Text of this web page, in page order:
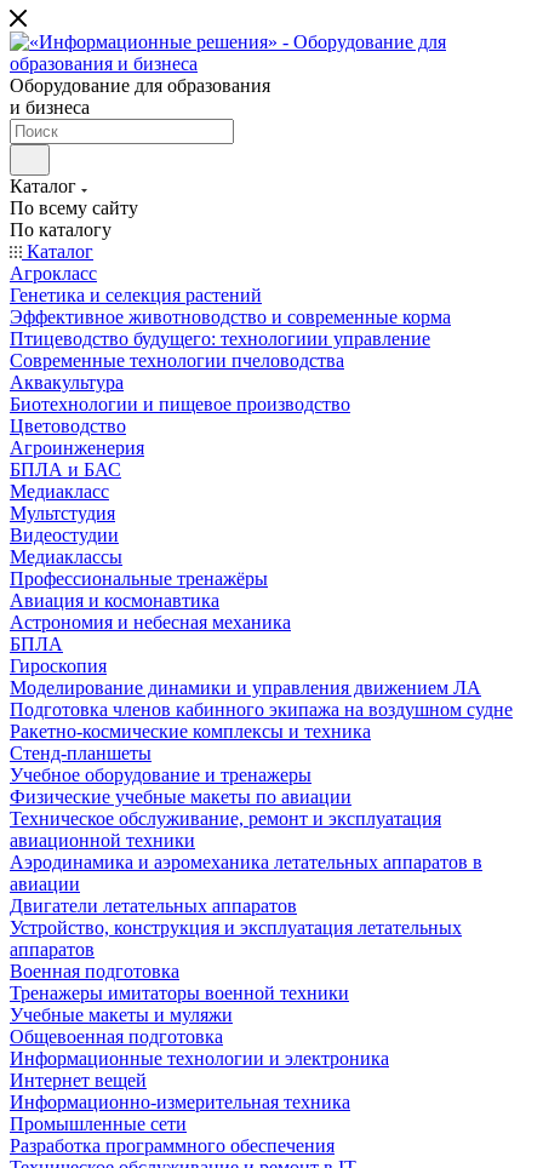
Оборудование для образования
и бизнеса
Каталог
По всему сайту
По каталогу
Каталог
Агрокласс
Генетика и селекция растений
Эффективное животноводство и современные корма
Птицеводство будущего: технологиии управление
Современные технологии пчеловодства
Аквакультура
Биотехнологии и пищевое производство
Цветоводство
Агроинженерия
БПЛА и БАС
Медиакласс
Мультстудия
Видеостудии
Медиаклассы
Профессиональные тренажёры
Авиация и космонавтика
Астрономия и небесная механика
БПЛА
Гироскопия
Моделирование динамики и управления движением ЛА
Подготовка членов кабинного экипажа на воздушном судне
Ракетно-космические комплексы и техника
Стенд-планшеты
Учебное оборудование и тренажеры
Физические учебные макеты по авиации
Техническое обслуживание, ремонт и эксплуатация
авиационной техники
Аэродинамика и аэромеханика летательных аппаратов в
авиации
Двигатели летательных аппаратов
Устройство, конструкция и эксплуатация летательных
аппаратов
Военная подготовка
Тренажеры имитаторы военной техники
Учебные макеты и муляжи
Общевоенная подготовка
Информационные технологии и электроника
Интернет вещей
Информационно-измерительная техника
Промышленные сети
Разработка программного обеспечения